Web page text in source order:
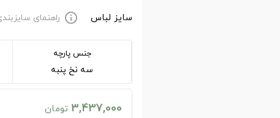
سایز لباس
info راهنمای
جنس پارچه
سه نخ پنبه
3,437,000 تومان